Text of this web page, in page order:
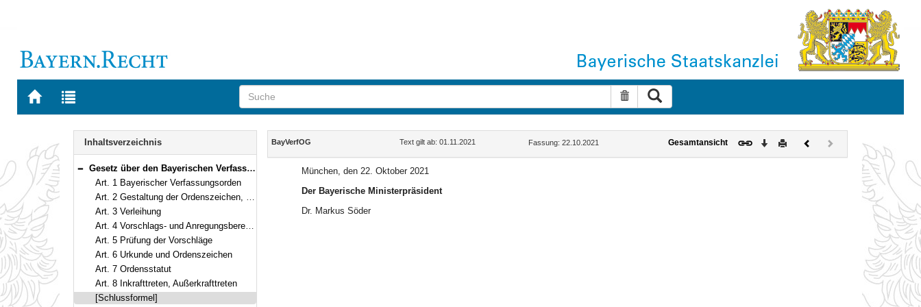
Zur
BAYERN.RECHT
Zur
letzten
Suche zurücksetzen
Navigation
Inhaltsverzeichnis
Bereich reduzieren
Gesetz über den Bayerischen Verfassungsorden (BayVerfOG) Vom 22. Oktober 2021 (GVBl. S. 598) BayRS 1132-5-S (Art. 1–8)
Art. 1 Bayerischer Verfassungsorden
Art. 2 Gestaltung der Ordenszeichen, Trageweise
Art. 3 Verleihung
Art. 4 Vorschlags- und Anregungsberechtigte
Art. 5 Prüfung der Vorschläge
Art. 6 Urkunde und Ordenszeichen
Art. 7 Ordensstatut
Art. 8 Inkrafttreten, Außerkrafttreten
[Schlussformel]
Inhalt
BayVerfOG Text gilt ab: 01.11.2021 Fassung: 22.10.2021 Gesamtansicht Download
DruckenVorherigesNächstes
Dokument
(inaktiv)
München, den 22. Oktober 2021
Der Bayerische Ministerpräsident
Dr. Markus Söder